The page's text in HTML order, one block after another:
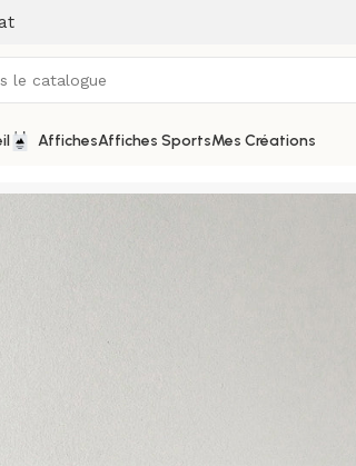
AffichesAffiches SportsMes Créations
FRANC